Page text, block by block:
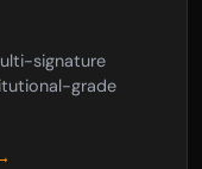
signature
grade